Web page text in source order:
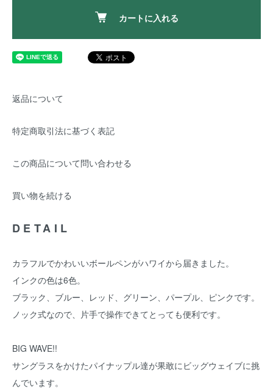
カートに入れる
返品について
特定商取引法に基づく表記
この商品について問い合わせる
買い物を続ける
DETAIL
カラフルでかわいいボールペンがハワイから届きました。
インクの色は6色。
ブラック、ブルー、レッド、グリーン、パープル、ピンクです。
ノック式なので、片手で操作できてとっても便利です。
BIG WAVE!!
サングラスをかけたパイナップル達が果敢にビッグウェイブに挑
んでいます。